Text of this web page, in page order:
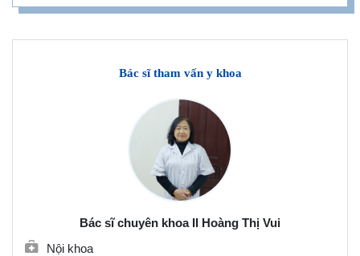
Bác sĩ tham vấn y khoa
Bác sĩ chuyên khoa II Hoàng Thị Vui
Nội khoa